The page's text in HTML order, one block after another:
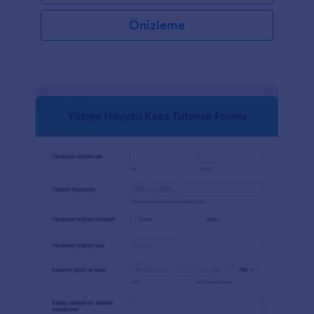
verdiğinden ve olası riskleri veya gecikmeleri
önlediğinden dolayı şirketler için çok önemlidir.Her
büyüklükteki ve sektördeki şirketler İş Durdurma
süreçlerini kolaylaştırabilir, zamanında iletişim
sayesinde bu formu oluşturmak ve özelleştirmek çok
geliştirmek ve şirketlerin özel gereksinimlerini
özelleştirme seçenekleri gibi özellikler sunar.
etkin bir şekilde yönetebilir, üretken ve güvenli bir
Önizleme